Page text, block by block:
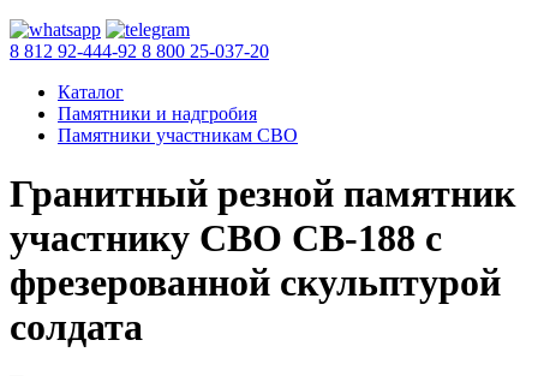
8 812 92-444-92 8 800 25-037-20
Каталог
Памятники и надгробия
Памятники участникам СВО
Гранитный резной памятник
участнику СВО СВ-188 с
фрезерованной скульптурой
солдата